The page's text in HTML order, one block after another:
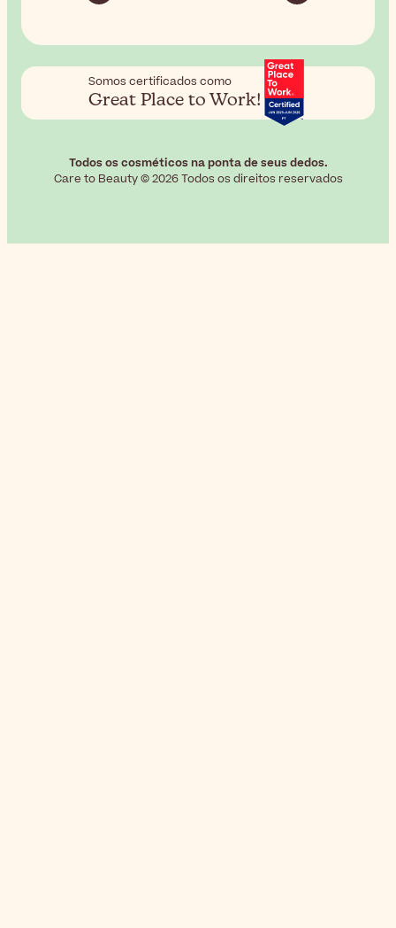
Somos certificados como
Great Place to Work!
Todos os cosméticos na ponta de seus dedos.
Care to Beauty © 2026 Todos os direitos reservados